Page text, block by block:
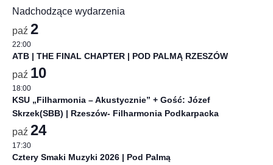
Nadchodzące wydarzenia
paź 2
22:00
ATB | THE FINAL CHAPTER | POD PALMĄ RZESZÓW
paź 10
18:00
KSU „Filharmonia – Akustycznie” + Gość: Józef
Skrzek(SBB) | Rzeszów- Filharmonia Podkarpacka
paź 24
17:30
Cztery Smaki Muzyki 2026 | Pod Palmą